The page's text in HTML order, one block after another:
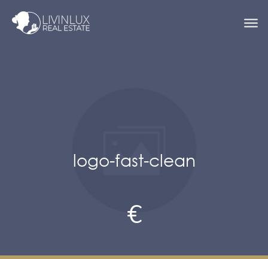
logo-fast-clean
€